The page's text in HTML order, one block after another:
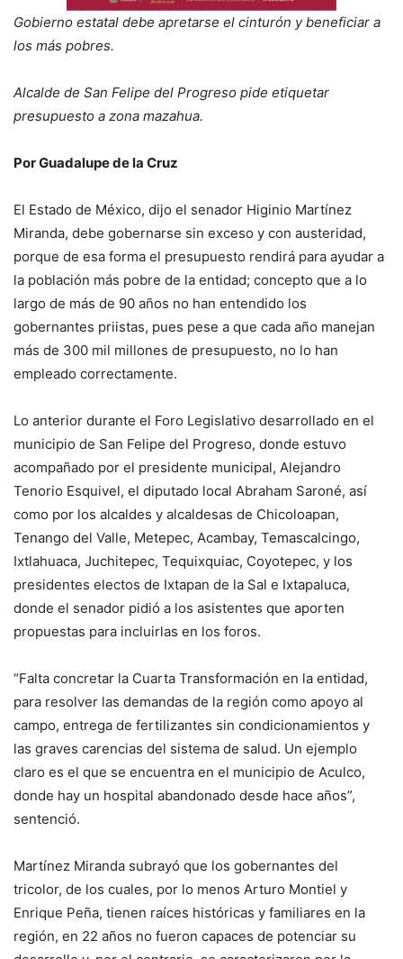
Gobierno estatal debe apretarse el cinturón y beneficiar a
los más pobres.
Alcalde de San Felipe del Progreso pide etiquetar
presupuesto a zona mazahua.
Por Guadalupe de la Cruz
El Estado de México, dijo el senador Higinio Martínez
Miranda, debe gobernarse sin exceso y con austeridad,
porque de esa forma el presupuesto rendirá para ayudar a
la población más pobre de la entidad; concepto que a lo
largo de más de 90 años no han entendido los
gobernantes priistas, pues pese a que cada año manejan
más de 300 mil millones de presupuesto, no lo han
empleado correctamente.
Lo anterior durante el Foro Legislativo desarrollado en el
municipio de San Felipe del Progreso, donde estuvo
acompañado por el presidente municipal, Alejandro
Tenorio Esquivel, el diputado local Abraham Saroné, así
como por los alcaldes y alcaldesas de Chicoloapan,
Tenango del Valle, Metepec, Acambay, Temascalcingo,
Ixtlahuaca, Juchitepec, Tequixquiac, Coyotepec, y los
presidentes electos de Ixtapan de la Sal e Ixtapaluca,
donde el senador pidió a los asistentes que aporten
propuestas para incluirlas en los foros.
“Falta concretar la Cuarta Transformación en la entidad,
para resolver las demandas de la región como apoyo al
campo, entrega de fertilizantes sin condicionamientos y
las graves carencias del sistema de salud. Un ejemplo
claro es el que se encuentra en el municipio de Aculco,
donde hay un hospital abandonado desde hace años”,
sentenció.
Martínez Miranda subrayó que los gobernantes del
tricolor, de los cuales, por lo menos Arturo Montiel y
Enrique Peña, tienen raíces históricas y familiares en la
región, en 22 años no fueron capaces de potenciar su